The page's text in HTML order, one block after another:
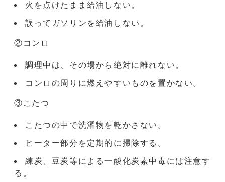
火を点けたまま給油しない。
誤ってガソリンを給油しない。
②コンロ
調理中は、その場から絶対に離れない。
コンロの周りに燃えやすいものを置かない。
③こたつ
こたつの中で洗濯物を乾かさない。
ヒーター部分を定期的に掃除する。
練炭、豆炭等による一酸化炭素中毒には注意す
る。